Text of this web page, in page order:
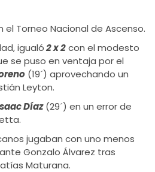
el Torneo Nacional de Ascenso.
igualó2 x 2con el modesto
se puso en ventaja por el
(19´) aprovechando un
Leyton.
Díaz(29´) en un error de
jugaban con uno menos
Gonzalo Álvarez tras
Maturana.